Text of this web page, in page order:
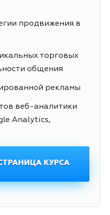
продвижения в
торговых
общения
рекламы
веб-аналитики
Analytics,
КУРСА